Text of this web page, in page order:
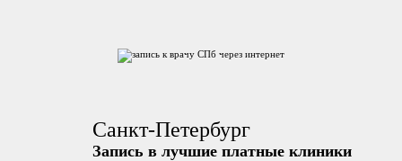
Санкт-Петербург
Запись в лучшие платные клиники